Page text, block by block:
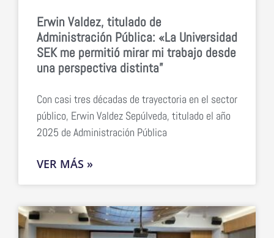
Erwin Valdez, titulado de
Administración Pública: «La Universidad
SEK me permitió mirar mi trabajo desde
una perspectiva distinta”
Con casi tres décadas de trayectoria en el sector
público, Erwin Valdez Sepúlveda, titulado el año
2025 de Administración Pública
VER MÁS »